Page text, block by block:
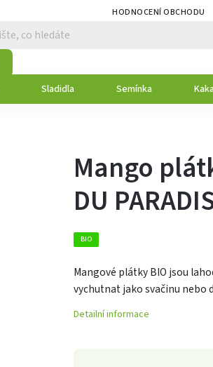
HODNOCENÍ OBCHODU
Sladidla Semínka
Mango
DU
BIO
Mangové plátky BIO jsou
vychutnat jako svačinu nebo
Detailní informace